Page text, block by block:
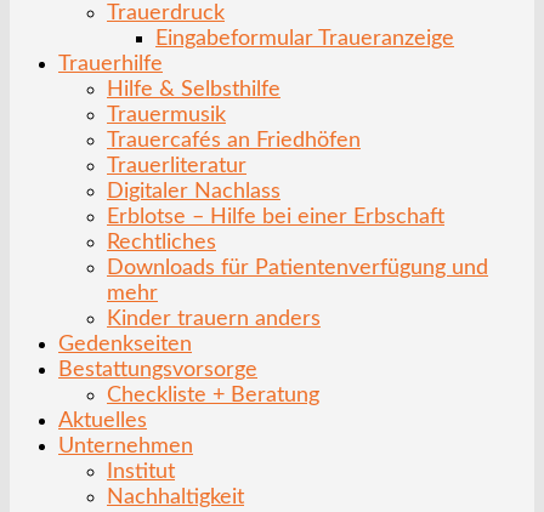
Trauerdruck
Eingabeformular Traueranzeige
Trauerhilfe
Hilfe & Selbsthilfe
Trauermusik
Trauercafés an Friedhöfen
Trauerliteratur
Digitaler Nachlass
Erblotse – Hilfe bei einer Erbschaft
Rechtliches
Downloads für Patientenverfügung und
mehr
Kinder trauern anders
Gedenkseiten
Bestattungsvorsorge
Checkliste + Beratung
Aktuelles
Unternehmen
Institut
Nachhaltigkeit